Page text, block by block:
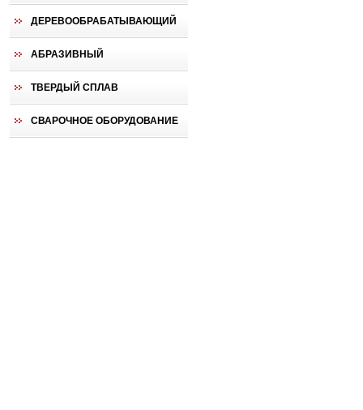
ДЕРЕВООБРАБАТЫВАЮЩИЙ
АБРАЗИВНЫЙ
ТВЕРДЫЙ СПЛАВ
СВАРОЧНОЕ ОБОРУДОВАНИЕ